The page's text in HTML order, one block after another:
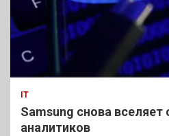
IT
Samsung снова
аналитиков